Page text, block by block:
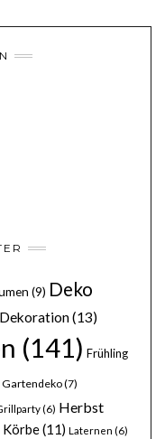
(9) Deko
Dekoration(13)
(141) Frühling
Gartendeko(7)
(6) Herbst
Körbe(11) Laternen (6)